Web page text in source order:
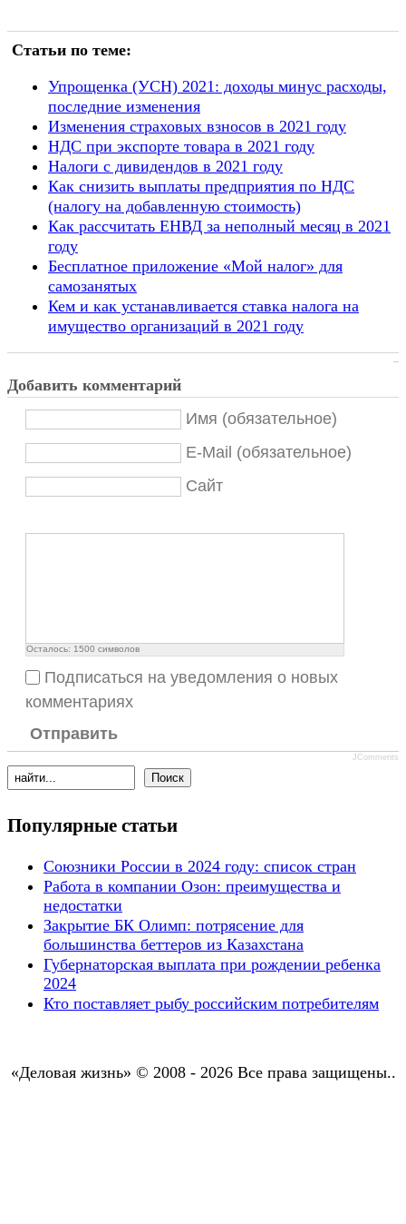
Статьи по теме:
Упрощенка (УСН) 2021: доходы минус расходы,
последние изменения
Изменения страховых взносов в 2021 году
НДС при экспорте товара в 2021 году
Налоги с дивидендов в 2021 году
Как снизить выплаты предприятия по НДС
(налогу на добавленную стоимость)
Как рассчитать ЕНВД за неполный месяц в 2021
году
Бесплатное приложение «Мой налог» для
самозанятых
Кем и как устанавливается ставка налога на
имущество организаций в 2021 году
Добавить комментарий
Имя (обязательное)
E-Mail (обязательное)
Сайт
Осталось: 1500 символов
Подписаться на уведомления о новых
комментариях
Отправить
JComments
Популярные статьи
Союзники России в 2024 году: список стран
Работа в компании Озон: преимущества и
недостатки
Закрытие БК Олимп: потрясение для
большинства беттеров из Казахстана
Губернаторская выплата при рождении ребенка
2024
Кто поставляет рыбу российским потребителям
«Деловая жизнь» © 2008 - 2026 Все права защищены..